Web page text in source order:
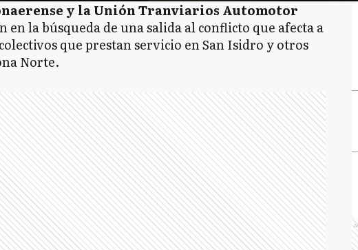
y la Unión Tranviarios Automotor
en la búsqueda de una salida al conflicto que afecta a
que prestan servicio en San Isidro y otros
Norte.